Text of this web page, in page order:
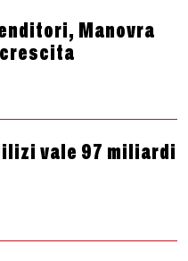
Manovra
vale 97 miliardi